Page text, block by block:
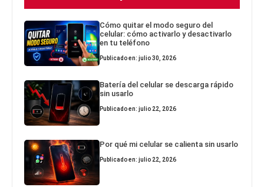
Cómo quitar el modo seguro del
celular: cómo activarlo y desactivarlo
en tu teléfono
Publicado en: julio 30, 2026
Batería del celular se descarga rápido
sin usarlo
Publicado en: julio 22, 2026
Por qué mi celular se calienta sin usarlo
Publicado en: julio 22, 2026